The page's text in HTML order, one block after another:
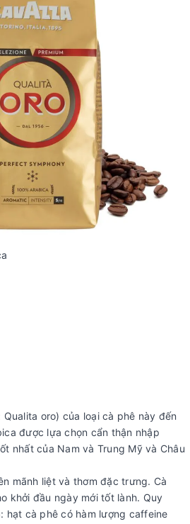
oro) của loại cà phê này đến
được lựa chọn cẩn thận nhập
nhất của Nam và Trung Mỹ và Châu
mãnh liệt và thơm đặc trưng. Cà
khởi đầu ngày mới tốt lành. Quy
hạt cà phê có hàm lượng caffeine